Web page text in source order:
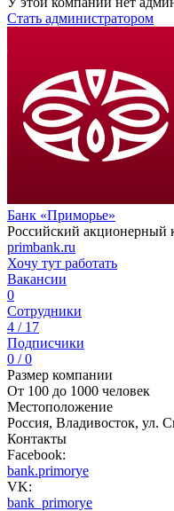
Стать администратором
Банк «Приморье»
Российский акционерный
primbank.ru
Хочу тут работать
Вакансии
0
Сотрудники
4 / 17
Подписчики
0 / 0
Размер компании
От 100 до 1000 человек
Местоположение
Россия, Владивосток, ул.
Контакты
Facebook:
bank.primorye
VK:
bank_primorye